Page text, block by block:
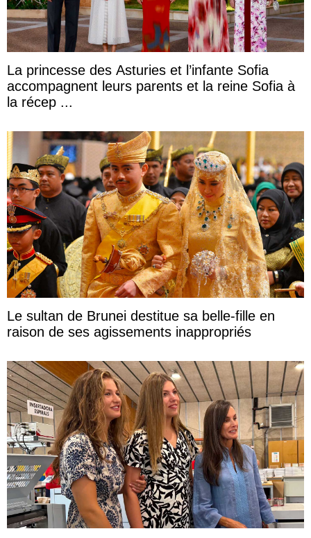
La princesse des Asturies et l’infante Sofia
accompagnent leurs parents et la reine Sofia à
la récep ...
Le sultan de Brunei destitue sa belle-fille en
raison de ses agissements inappropriés